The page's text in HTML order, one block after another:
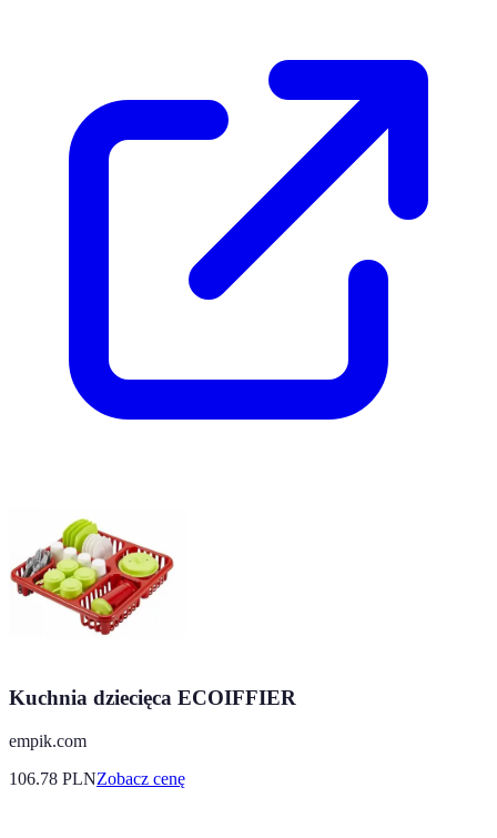
Kuchnia dziecięca ECOIFFIER
empik.com
106.78 PLNZobacz cenę